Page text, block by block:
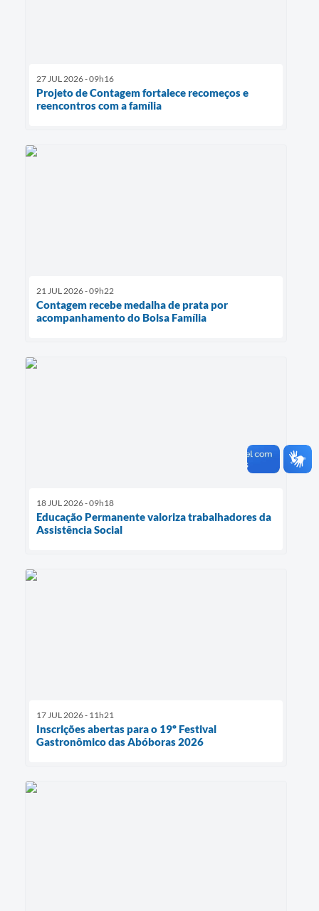
27 JUL 2026 - 09h16
Projeto de Contagem fortalece recomeços e
reencontros com a família
21 JUL 2026 - 09h22
Contagem recebe medalha de prata por
acompanhamento do Bolsa Família
18 JUL 2026 - 09h18
Educação Permanente valoriza trabalhadores da
Assistência Social
17 JUL 2026 - 11h21
Inscrições abertas para o 19º Festival
Gastronômico das Abóboras 2026